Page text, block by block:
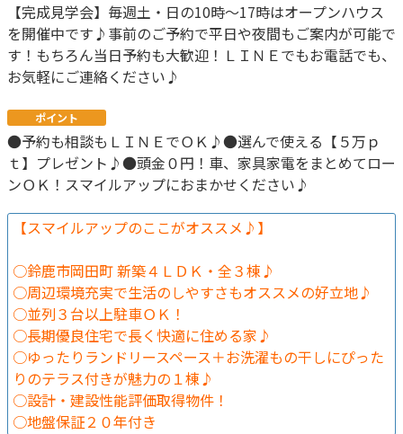
【完成見学会】毎週土・日の10時～17時はオープンハウス
を開催中です♪事前のご予約で平日や夜間もご案内が可能で
す！もちろん当日予約も大歓迎！ＬＩＮＥでもお電話でも、
お気軽にご連絡ください♪
ポイント
●予約も相談もＬＩＮＥでＯＫ♪●選んで使える【５万ｐ
ｔ】プレゼント♪●頭金０円！車、家具家電をまとめてロー
ンＯＫ！スマイルアップにおまかせください♪
【スマイルアップのここがオススメ♪】
○鈴鹿市岡田町 新築４ＬＤＫ・全３棟♪
○周辺環境充実で生活のしやすさもオススメの好立地♪
○並列３台以上駐車ＯＫ！
○長期優良住宅で長く快適に住める家♪
○ゆったりランドリースペース＋お洗濯もの干しにぴった
りのテラス付きが魅力の１棟♪
○設計・建設性能評価取得物件！
○地盤保証２０年付き